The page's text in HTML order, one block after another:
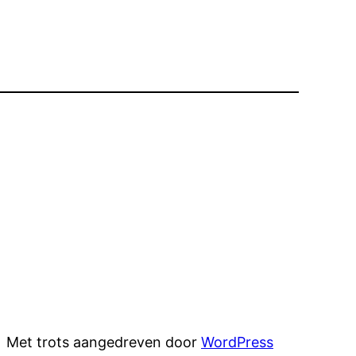
Met trots aangedreven door WordPress